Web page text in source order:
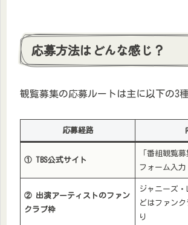
応募方法はどんな感じ？
観覧募集の応募ルートは主に以下の3種
応募経路
① TBS公式サイト
「番組観覧
フォーム入力
② 出演アーティストのファン
クラブ枠
ジャニーズ・
どはファン
り